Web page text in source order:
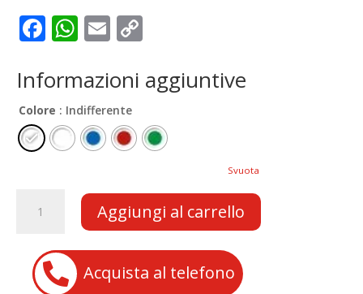
F
e
b
o
o
W
at
s
A
p
p
E
ai
l
p
Li
n
k
Informazioni aggiuntive
Colore : Indifferente
Svuota
Quad
Aggiungi al carrello
 Acquista al telefono